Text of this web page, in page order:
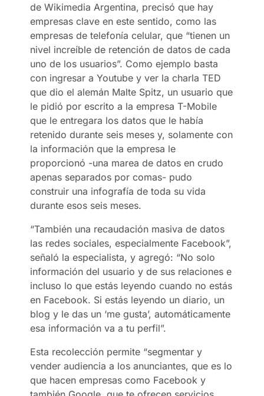
de Wikimedia Argentina, precisó que hay
empresas clave en este sentido, como las
empresas de telefonía celular, que “tienen un
nivel increíble de retención de datos de cada
uno de los usuarios”. Como ejemplo basta
con ingresar a Youtube y ver la charla TED
que dio el alemán Malte Spitz, un usuario que
le pidió por escrito a la empresa T-Mobile
que le entregara los datos que le había
retenido durante seis meses y, solamente con
la información que la empresa le
proporcionó -una marea de datos en crudo
apenas separados por comas- pudo
construir una infografía de toda su vida
durante esos seis meses.
“También una recaudación masiva de datos
las redes sociales, especialmente Facebook”,
señaló la especialista, y agregó: “No solo
información del usuario y de sus relaciones e
incluso lo que estás leyendo cuando no estás
en Facebook. Si estás leyendo un diario, un
blog y le das un ‘me gusta’, automáticamente
esa información va a tu perfil”.
Esta recolección permite “segmentar y
vender audiencia a los anunciantes, que es lo
que hacen empresas como Facebook y